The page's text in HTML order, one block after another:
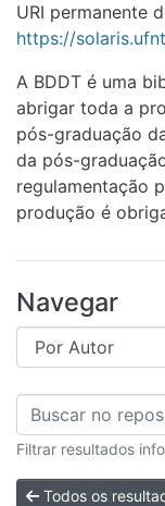
URI permanente
https://
A BDDT é uma
abrigar toda a
pós-graduação
da pós-
regulamentação
produção é
Navegar
Filtrar resultados
Todos os